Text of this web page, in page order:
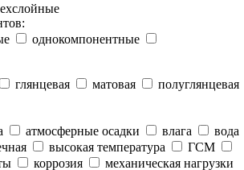
однокомпонентные
глянцевая матовая
полуглянцевая
атмосферные осадки влага
вода
высокая температура
ГСМ
коррозия
механическая нагрузки